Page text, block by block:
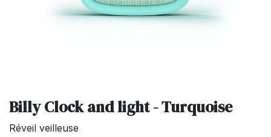
Billy Clock and light - Turquoise
Réveil veilleuse